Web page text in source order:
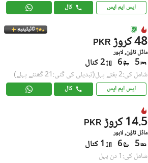
ایس ایم ایس کال
ٹائیٹینیم
PKR 48 کروڑ
ماڈل ٹاؤن, لاہور
5
6 2 کنال
شامل کی:2 ہفتے پہل (تبدیلی کی گئی:21 گھنٹے پہلے)
ایس ایم ایس کال
PKR 14.5 کروڑ
ماڈل ٹاؤن, لاہور
5
6 1 کنال
شامل کی:1 دن پہل